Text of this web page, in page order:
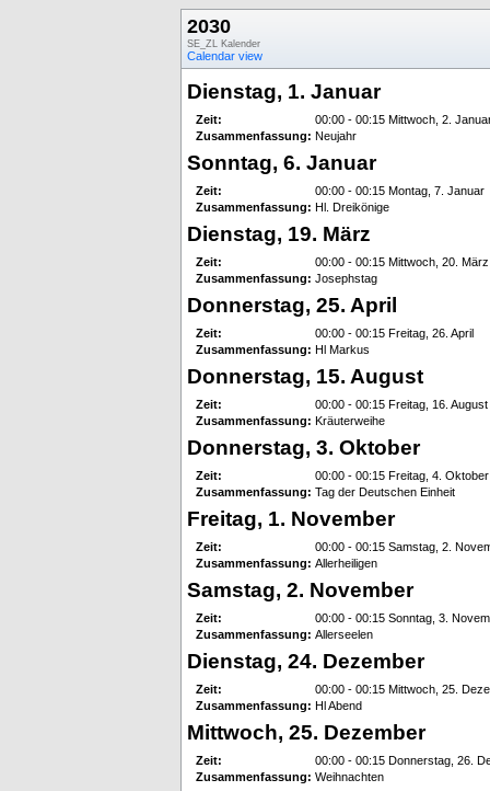
2030
SE_ZL Kalender
Calendar view
Dienstag, 1. Januar
Zeit:
00:00 - 00:15 Mittwoch, 2.
Zusammenfassung: Neujahr
Sonntag, 6. Januar
Zeit:
00:00 - 00:15 Montag, 7. Januar
Zusammenfassung: Hl. Dreikönige
Dienstag, 19. März
Zeit:
00:00 - 00:15 Mittwoch, 20. März
Zusammenfassung: Josephstag
Donnerstag, 25. April
Zeit:
00:00 - 00:15 Freitag, 26. April
Zusammenfassung: Hl Markus
Donnerstag, 15. August
Zeit:
00:00 - 00:15 Freitag, 16. August
Zusammenfassung: Kräuterweihe
Donnerstag, 3. Oktober
Zeit:
00:00 - 00:15 Freitag, 4. Oktober
Zusammenfassung: Tag der Deutschen Einheit
Freitag, 1. November
Zeit:
00:00 - 00:15 Samstag, 2.
Zusammenfassung: Allerheiligen
Samstag, 2. November
Zeit:
00:00 - 00:15 Sonntag, 3.
Zusammenfassung: Allerseelen
Dienstag, 24. Dezember
Zeit:
00:00 - 00:15 Mittwoch, 25.
Zusammenfassung: Hl Abend
Mittwoch, 25. Dezember
Zeit:
00:00 - 00:15 Donnerstag, 26.
Zusammenfassung: Weihnachten